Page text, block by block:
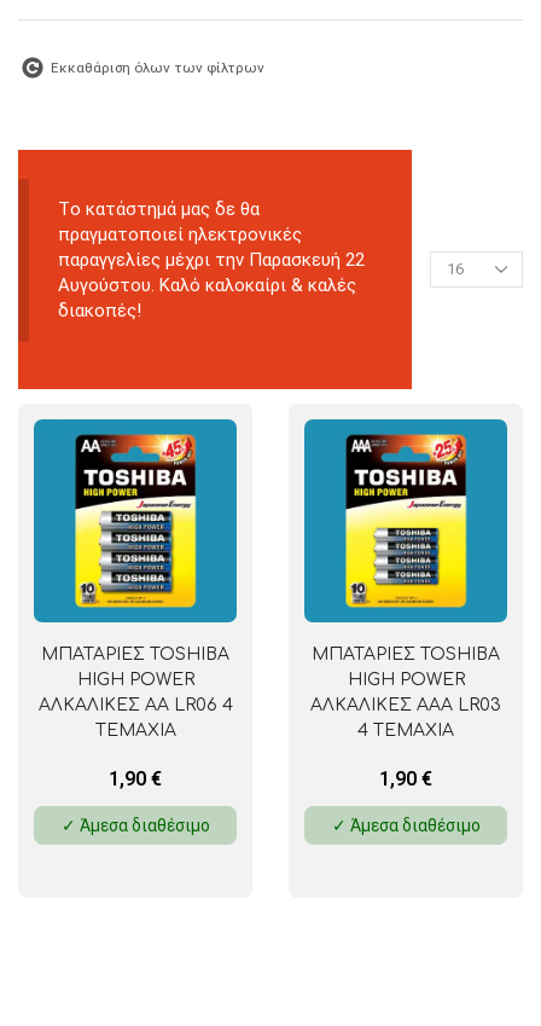
Tο κατάστημά μας δε θα
πραγματοποιεί ηλεκτρονικές
παραγγελίες μέχρι την Παρασκευή 22
Αυγούστου. Καλό καλοκαίρι & καλές
διακοπές!
ΜΠΑΤΑΡΙΕΣ TOSHIBA
HIGH POWER
ΑΛΚΑΛΙΚΕΣ AA LR06 4
ΤΕΜΑΧΙΑ
1,90 €
✓ Άμεσα διαθέσιμο
ΜΠΑΤΑΡΙΕΣ TOSHIBA
HIGH POWER
ΑΛΚΑΛΙΚΕΣ AAA LR03
4 ΤΕΜΑΧΙΑ
1,90 €
✓ Άμεσα διαθέσιμο
Εκκαθάριση όλων των φίλτρων